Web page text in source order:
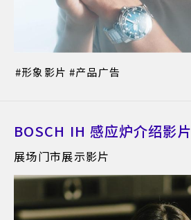
形象影片 产品广告
BOSCH IH 感应炉介绍影片
展场门市展示影片